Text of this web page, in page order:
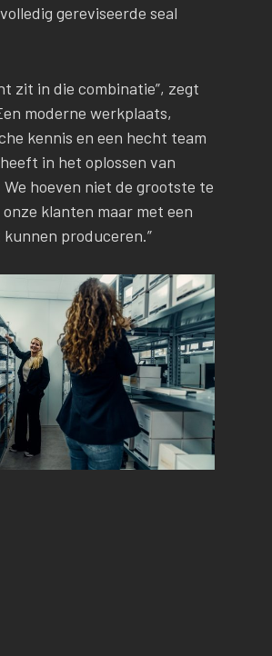
gereviseerde seal
zit in die combinatie”, zegt
moderne werkplaats,
kennis en een hecht team
in het oplossen van
hoeven niet de grootste te
klanten maar met een
produceren.”